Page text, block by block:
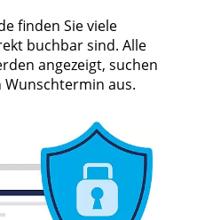
finden Sie viele
buchbar sind. Alle
angezeigt, suchen
Wunschtermin aus.